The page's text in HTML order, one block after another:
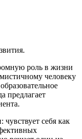
роль в жизни
человеку
предлагает
себя как